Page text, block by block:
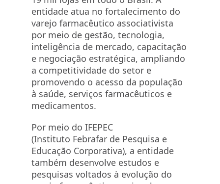
entidade atua no fortalecimento do
varejo farmacêutico associativista
por meio de gestão, tecnologia,
inteligência de mercado, capacitação
e negociação estratégica, ampliando
a competitividade do setor e
promovendo o acesso da população
à saúde, serviços farmacêuticos e
medicamentos.
Por meio do IFEPEC
(Instituto Febrafar de Pesquisa e
Educação Corporativa), a entidade
também desenvolve estudos e
pesquisas voltados à evolução do